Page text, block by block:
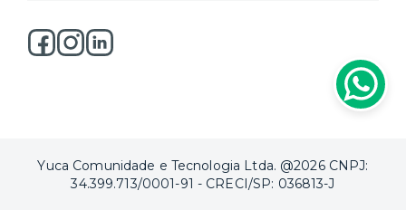
Yuca Comunidade e Tecnologia Ltda. @2026 CNPJ:
34.399.713/0001-91 - CRECI/SP: 036813-J